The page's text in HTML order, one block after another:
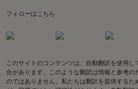
フォローはこちら
このサイトのコンテンツは、自動翻訳を使用
合があります。このような翻訳は情報と参考の
のではありません。私たちは翻訳を提供するた